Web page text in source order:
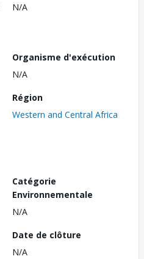
N/A
Organisme d'exécution
N/A
Région
Western and Central Africa
Catégorie
Environnementale
N/A
Date de clôture
N/A